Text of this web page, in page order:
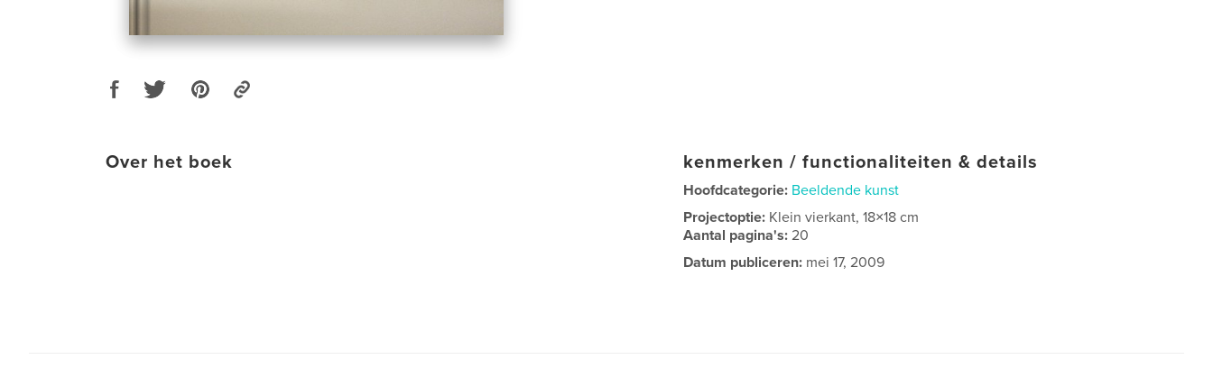
Over het boek kenmerken / functionaliteiten & details
Hoofdcategorie: Beeldende kunst
Projectoptie: Klein vierkant, 18×18 cm
Aantal pagina's:20
Datum publiceren: mei 17, 2009